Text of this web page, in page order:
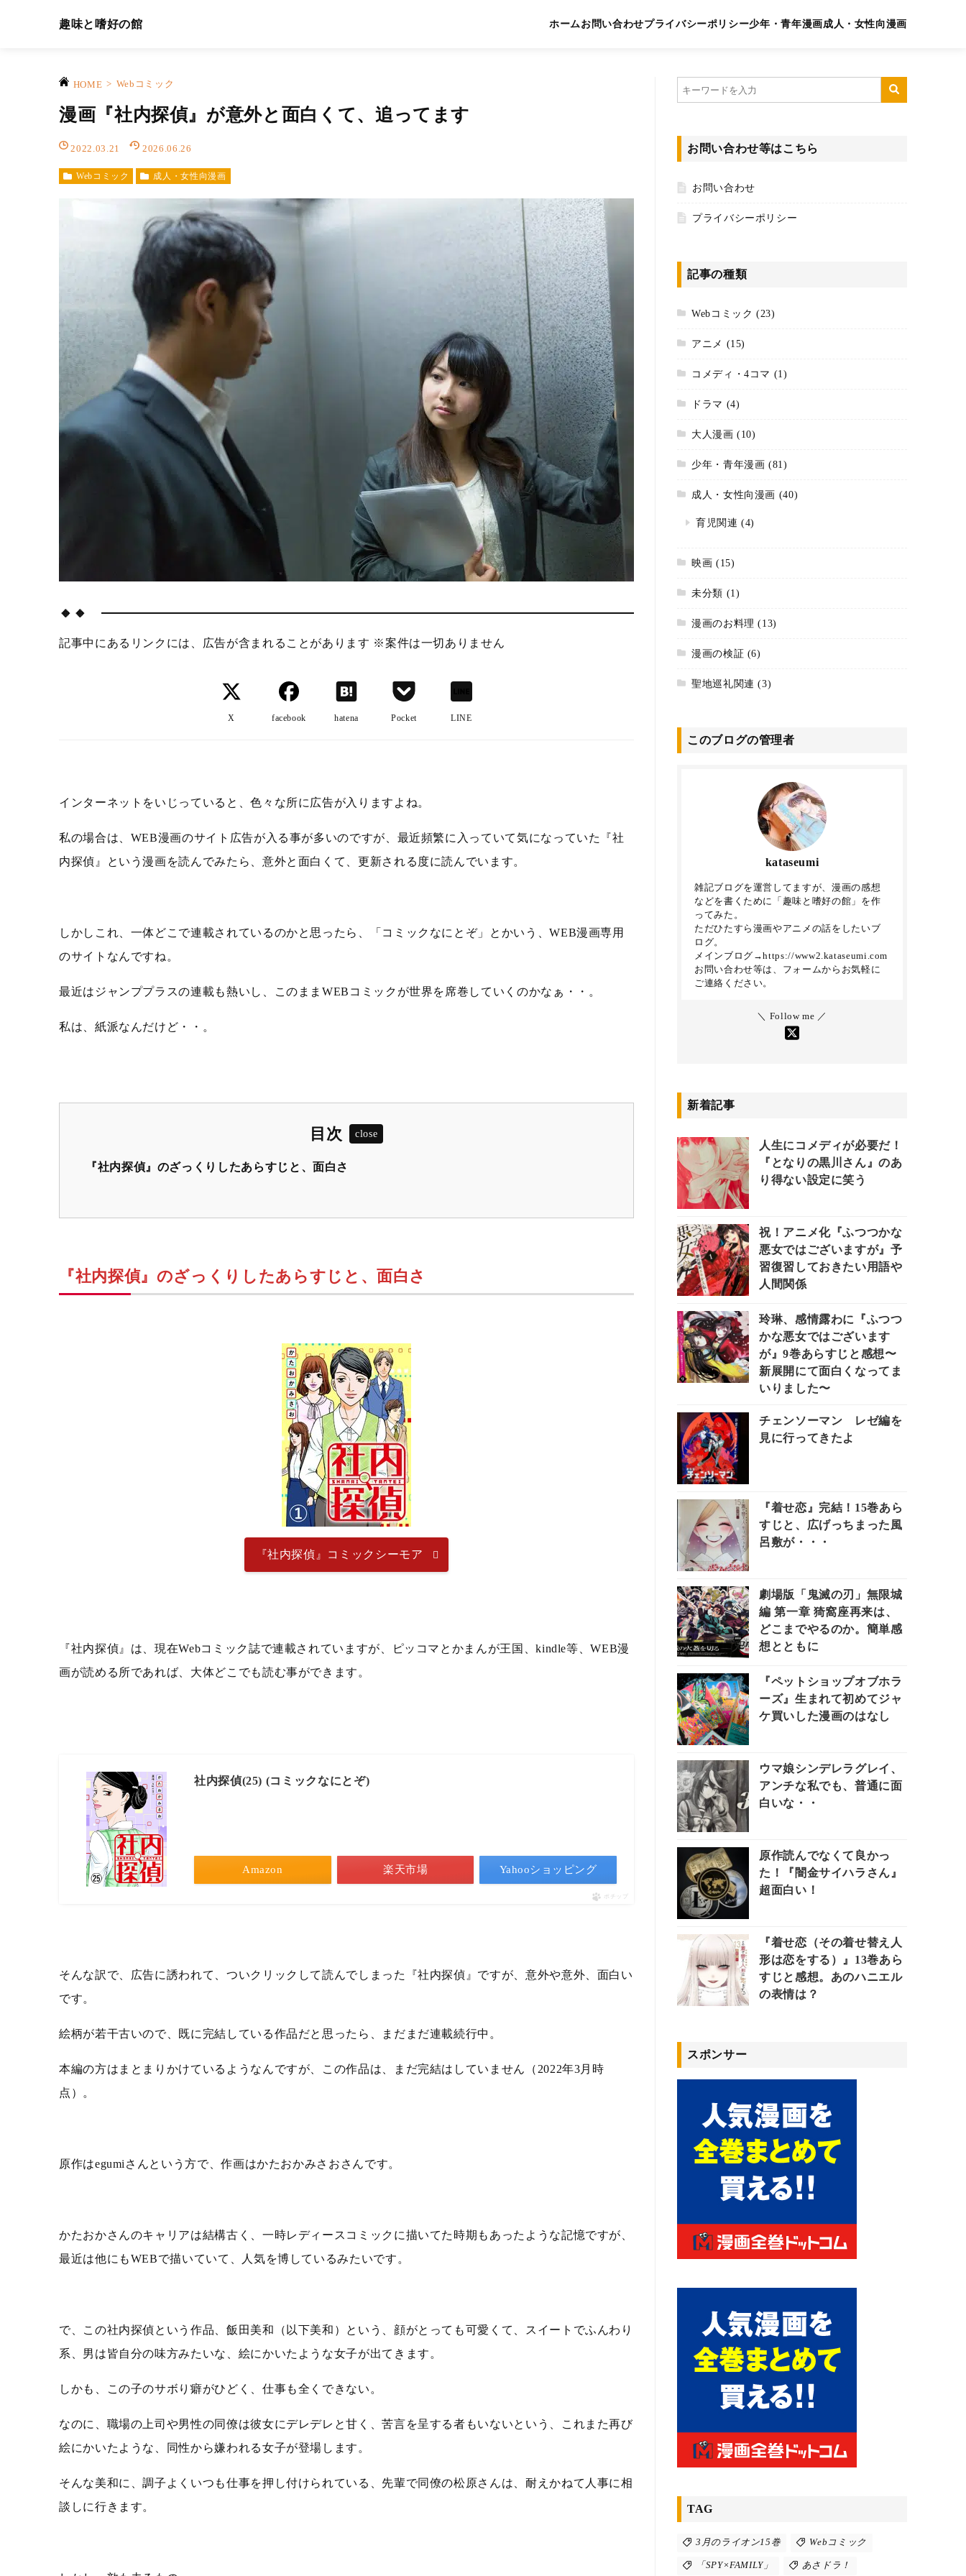
趣味と嗜好の館 ホームお問い合わせプライバシーポリシー少年・青年漫画成人・女性向漫画
HOME > Webコミック
漫画『社内探偵』が意外と面白くて、追ってます
2022.03.21 2026.06.26
Webコミック 成人・女性向漫画
🔸🔸
記事中にあるリンクには、広告が含まれることがあります ※案件は一切ありません
X facebook hatena Pocket LINE
インターネットをいじっていると、色々な所に広告が入りますよね。
私の場合は、WEB漫画のサイト広告が入る事が多いのですが、最近頻繁に入っていて気になっていた『社
内探偵』という漫画を読んでみたら、意外と面白くて、更新される度に読んでいます。
しかしこれ、一体どこで連載されているのかと思ったら、「コミックなにとぞ」とかいう、WEB漫画専用
のサイトなんですね。
最近はジャンププラスの連載も熱いし、このままWEBコミックが世界を席巻していくのかなぁ・・。
私は、紙派なんだけど・・。
目次
『社内探偵』のざっくりしたあらすじと、面白さ
『社内探偵』のざっくりしたあらすじと、面白さ
『社内探偵』コミックシーモア
『社内探偵』は、現在Webコミック誌で連載されていますが、ピッコマとかまんが王国、kindle等、WEB漫
画が読める所であれば、大体どこでも読む事ができます。
社内探偵(25) (コミックなにとぞ)
Amazon 楽天市場 Yahooショッピング
ポチップ
そんな訳で、広告に誘われて、ついクリックして読んでしまった『社内探偵』ですが、意外や意外、面白い
です。
絵柄が若干古いので、既に完結している作品だと思ったら、まだまだ連載続行中。
本編の方はまとまりかけているようなんですが、この作品は、まだ完結はしていません（2022年3月時
点）。
原作はegumiさんという方で、作画はかたおかみさおさんです。
かたおかさんのキャリアは結構古く、一時レディースコミックに描いてた時期もあったような記憶ですが、
最近は他にもWEBで描いていて、人気を博しているみたいです。
で、この社内探偵という作品、飯田美和（以下美和）という、顔がとっても可愛くて、スイートでふんわり
系、男は皆自分の味方みたいな、絵にかいたような女子が出てきます。
しかも、この子のサボり癖がひどく、仕事も全くできない。
なのに、職場の上司や男性の同僚は彼女にデレデレと甘く、苦言を呈する者もいないという、これまた再び
絵にかいたような、同性から嫌われる女子が登場します。
そんな美和に、調子よくいつも仕事を押し付けられている、先輩で同僚の松原さんは、耐えかねて人事に相
談しに行きます。
お問い合わせ等はこちら
お問い合わせ
プライバシーポリシー
記事の種類
Webコミック (23)
アニメ (15)
コメディ・4コマ (1)
ドラマ (4)
大人漫画 (10)
少年・青年漫画 (81)
成人・女性向漫画 (40)
育児関連 (4)
映画 (15)
未分類 (1)
漫画のお料理 (13)
漫画の検証 (6)
聖地巡礼関連 (3)
このブログの管理者
kataseumi
雑記ブログを運営してますが、漫画の感想
などを書くために「趣味と嗜好の館」を作
ってみた。
ただひたすら漫画やアニメの話をしたいブ
ログ。
メインブログ→https://www2.kataseumi.com
お問い合わせ等は、フォームからお気軽に
ご連絡ください。
＼ Follow me ／
新着記事
人生にコメディが必要だ！
『となりの黒川さん』のあ
り得ない設定に笑う
祝！アニメ化『ふつつかな
悪女ではございますが』予
習復習しておきたい用語や
人間関係
玲琳、感情露わに『ふつつ
かな悪女ではございます
が』9巻あらすじと感想〜
新展開にて面白くなってま
いりました〜
チェンソーマン レゼ編を
見に行ってきたよ
『着せ恋』完結！15巻あら
すじと、広げっちまった風
呂敷が・・・
劇場版「鬼滅の刃」無限城
編 第一章 猗窩座再来は、
どこまでやるのか。簡単感
想とともに
『ペットショップオブホラ
ーズ』生まれて初めてジャ
ケ買いした漫画のはなし
ウマ娘シンデレラグレイ、
アンチな私でも、普通に面
白いな・・
原作読んでなくて良かっ
た！『闇金サイハラさん』
超面白い！
『着せ恋（その着せ替え人
形は恋をする）』13巻あら
すじと感想。あのハニエル
の表情は？
スポンサー
TAG
3月のライオン15巻 Webコミック
「SPY×FAMILY」 あさドラ！